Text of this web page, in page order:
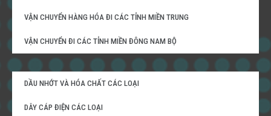
VẬN CHUYỂN HÀNG HÓA ĐI CÁC TỈNH MIỀN TRUNG
VẬN CHUYỂN ĐI CÁC TỈNH MIỀN ĐÔNG NAM BỘ
DẦU NHỚT VÀ HÓA CHẤT CÁC LOẠI
DÂY CÁP ĐIỆN CÁC LOẠI